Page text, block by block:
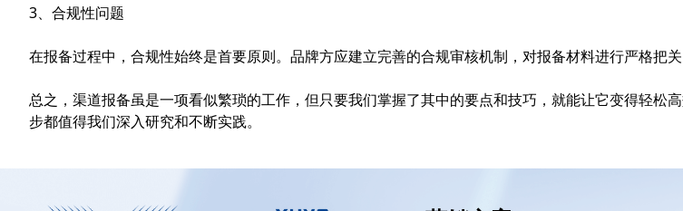
3、合规性问题
在报备过程中，合规性始终是首要原则。品牌方应建立完善的合规审核机制，对报备材料进行严格把
总之，渠道报备虽是一项看似繁琐的工作，但只要我们掌握了其中的要点和技巧，就能让它变得轻
步都值得我们深入研究和不断实践。